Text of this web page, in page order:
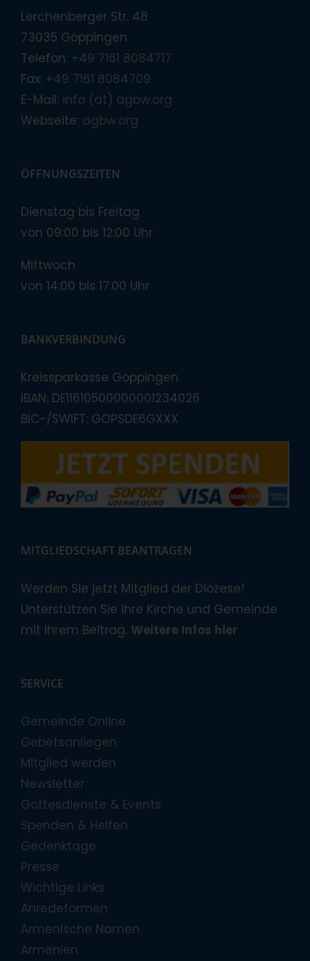
Lerchenberger Str. 48
73035 Göppingen
Telefon: +49 7161 8084717
Fax: +49 7161 8084709
E-Mail: info (at) agbw.org
Webseite: agbw.org
ÖFFNUNGSZEITEN
Dienstag bis Freitag
von 09:00 bis 12:00 Uhr
Mittwoch
von 14:00 bis 17:00 Uhr
BANKVERBINDUNG
Kreissparkasse Göppingen
IBAN: DE11610500000001234026
BIC-/SWIFT: GOPSDE6GXXX
MITGLIEDSCHAFT BEANTRAGEN
Werden Sie jetzt Mitglied der Diözese!
Unterstützen Sie Ihre Kirche und Gemeinde
mit Ihrem Beitrag. Weitere Infos hier
SERVICE
Gemeinde Online
Gebetsanliegen
Mitglied werden
Newsletter
Gottesdienste & Events
Spenden & Helfen
Gedenktage
Presse
Wichtige Links
Anredeformen
Armenische Namen
Armenien